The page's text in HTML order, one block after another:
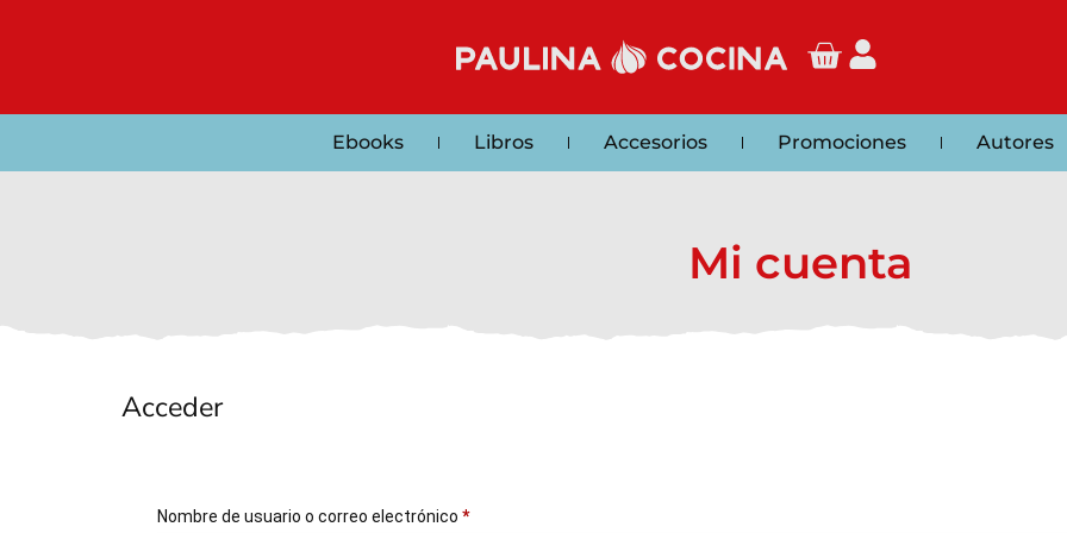
Ebooks Libros Accesorios Promociones Autores
Mi cuenta
Acceder
Nombre de usuario o correo electrónico *